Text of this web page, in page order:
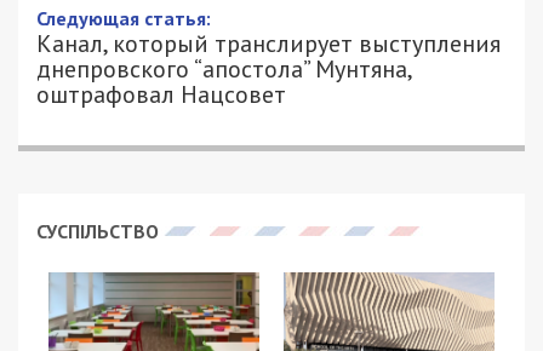
Следующая статья:
Канал, который транслирует выступления
днепровского “апостола” Мунтяна,
оштрафовал Нацсовет
СУСПІЛЬСТВО